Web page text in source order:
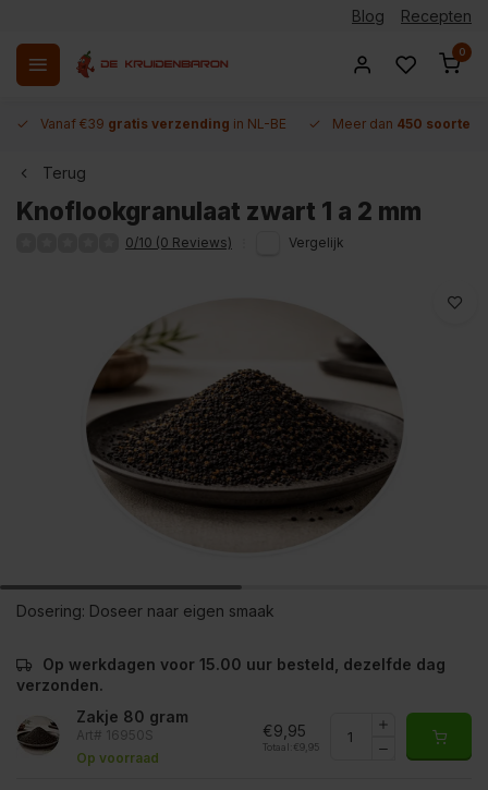
Blog Recepten
0
Vanaf €39 gratis verzending in NL-BE Meer dan 450 soorten
Terug
Knoflookgranulaat zwart 1 a 2 mm
0/10 (0 Reviews) Vergelijk
Dosering: Doseer naar eigen smaak
Op werkdagen voor 15.00 uur besteld, dezelfde dag
verzonden.
Zakje 80 gram
Art# 16950S
Op voorraad
€9,95
Totaal: €9,95